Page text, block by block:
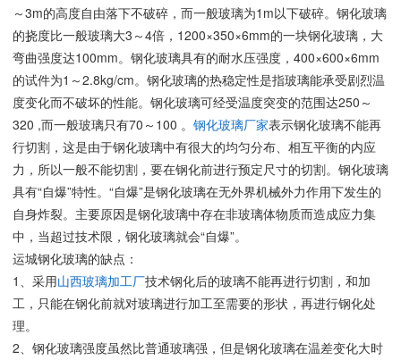
～3m的高度自由落下不破碎，而一般玻璃为1m以下破碎。钢化玻璃
的挠度比一般玻璃大3～4倍，1200×350×6mm的一块钢化玻璃，大
弯曲强度达100mm。钢化玻璃具有的耐水压强度，400×600×6mm
的试件为1～2.8kg/cm。钢化玻璃的热稳定性是指玻璃能承受剧烈温
度变化而不破坏的性能。钢化玻璃可经受温度突变的范围达250～
320 ,而一般玻璃只有70～100 。 钢化玻璃厂家表示钢化玻璃不能再
行切割，这是由于钢化玻璃中有很大的均匀分布、相互平衡的内应
力，所以一般不能切割，要在钢化前进行预定尺寸的切割。钢化玻璃
具有“自爆”特性。“自爆”是钢化玻璃在无外界机械外力作用下发生的
自身炸裂。主要原因是钢化玻璃中存在非玻璃体物质而造成应力集
中，当超过技术限，钢化玻璃就会“自爆”。
运城钢化玻璃的缺点：
1、采用山西玻璃加工厂技术钢化后的玻璃不能再进行切割，和加
工，只能在钢化前就对玻璃进行加工至需要的形状，再进行钢化处
理。
2、钢化玻璃强度虽然比普通玻璃强，但是钢化玻璃在温差变化大时